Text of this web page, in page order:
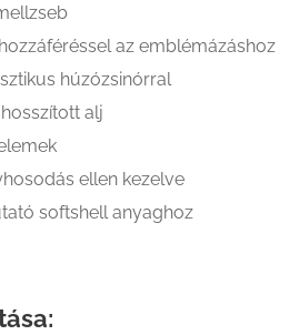
az emblémázáshoz
húzózsinórral
alj
ellen kezelve
softshell anyaghoz